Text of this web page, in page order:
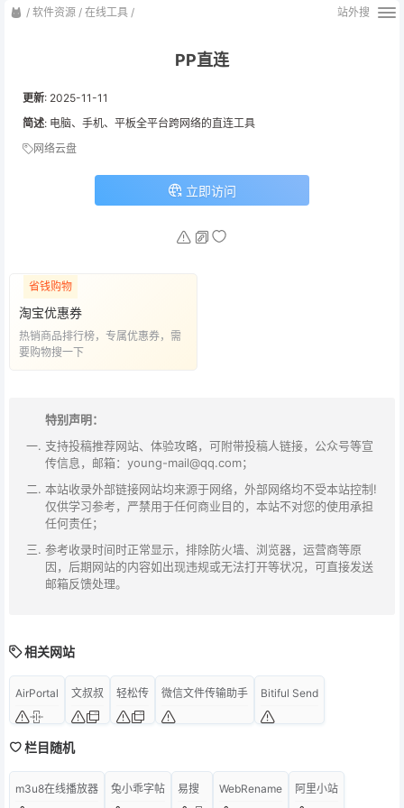
/ 软件资源 / 在线工具 / 站外搜
PP直连
更新: 2025-11-11
简述: 电脑、手机、平板全平台跨网络的直连工具
网络云盘
立即访问
省钱购物
淘宝优惠券
热销商品排行榜，专属优惠券，需
要购物搜一下
特别声明：
支持投稿推荐网站、体验攻略，可附带投稿人链接，公众号等宣
传信息，邮箱：young-mail@qq.com；
本站收录外部链接网站均来源于网络，外部网络均不受本站控制!
仅供学习参考，严禁用于任何商业目的，本站不对您的使用承担
任何责任；
参考收录时间时正常显示，排除防火墙、浏览器，运营商等原
因，后期网站的内容如出现违规或无法打开等状况，可直接发送
邮箱反馈处理。
相关网站
AirPortal 文叔叔 轻松传 微信文件传输助手 Bitiful Send
栏目随机
m3u8在线播放器 兔小乖字帖 易搜 WebRename 阿里小站